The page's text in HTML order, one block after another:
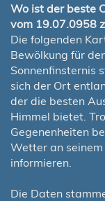
Wo ist der beste
vom 19.07.0958
Die folgenden
Bewölkung für
Sonnenfinsternis
sich der Ort
der die besten
Himmel bietet.
Gegenenheiten
Wetter an
informieren.
Die Daten